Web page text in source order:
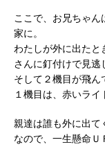
ここで、お兄ちゃ
家に。
わたしが外に出たと
さんに釘付けで見逃
そして２機目が飛ん
１機目は、赤いライ
親達は誰も外に出て
なので、一生懸命